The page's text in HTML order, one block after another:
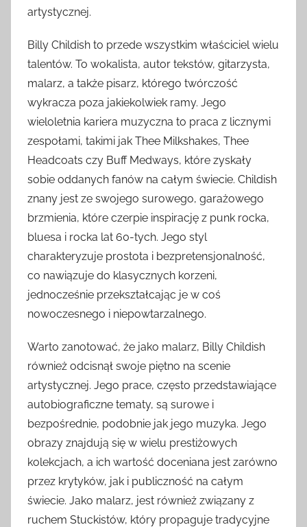
artystycznej.
Billy Childish to przede wszystkim właściciel wielu
talentów. To wokalista, autor tekstów, gitarzysta,
malarz, a także pisarz, którego twórczość
wykracza poza jakiekolwiek ramy. Jego
wieloletnia kariera muzyczna to praca z licznymi
zespołami, takimi jak Thee Milkshakes, Thee
Headcoats czy Buff Medways, które zyskały
sobie oddanych fanów na całym świecie. Childish
znany jest ze swojego surowego, garażowego
brzmienia, które czerpie inspirację z punk rocka,
bluesa i rocka lat 60-tych. Jego styl
charakteryzuje prostota i bezpretensjonalność,
co nawiązuje do klasycznych korzeni,
jednocześnie przekształcając je w coś
nowoczesnego i niepowtarzalnego.
Warto zanotować, że jako malarz, Billy Childish
również odcisnął swoje piętno na scenie
artystycznej. Jego prace, często przedstawiające
autobiograficzne tematy, są surowe i
bezpośrednie, podobnie jak jego muzyka. Jego
obrazy znajdują się w wielu prestiżowych
kolekcjach, a ich wartość doceniana jest zarówno
przez krytyków, jak i publiczność na całym
świecie. Jako malarz, jest również związany z
ruchem Stuckistów, który propaguje tradycyjne